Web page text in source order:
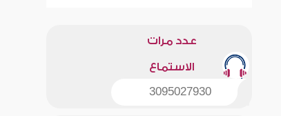
عدد مرات
الاستماع
3095027930